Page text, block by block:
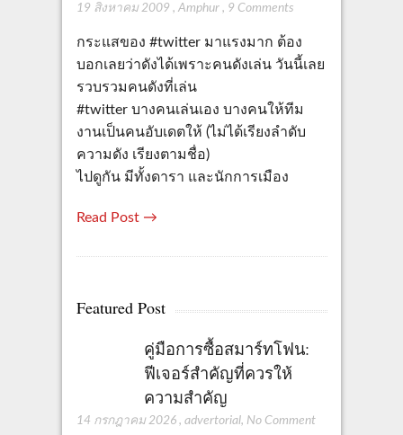
19 สิงหาคม 2009 , Amphur, 9 Comments
กระแสของ #twitter มาแรงมาก ต้อง
บอกเลยว่าดังได้เพราะคนดังเล่น วันนี้เลย
รวบรวมคนดังที่เล่น
#twitter บางคนเล่นเอง บางคนให้ทีม
งานเป็นคนอับเดตให้ (ไม่ได้เรียงลำดับ
ความดัง เรียงตามชื่อ)
ไปดูกัน มีทั้งดารา และนักการเมือง
Read Post →
Featured Post
คู่มือการซื้อสมาร์ทโฟน:
ฟีเจอร์สำคัญที่ควรให้
ความสำคัญ
14 กรกฎาคม 2026 , advertorial, No Comment